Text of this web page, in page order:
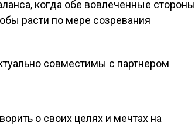
когда обе вовлеченные стороны
расти по мере созревания
о своих целях и мечтах на